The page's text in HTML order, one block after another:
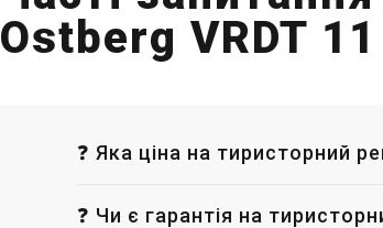
Ostberg VRDT 11
❓ Яка ціна на тиристорний
❓ Чи є гарантія на